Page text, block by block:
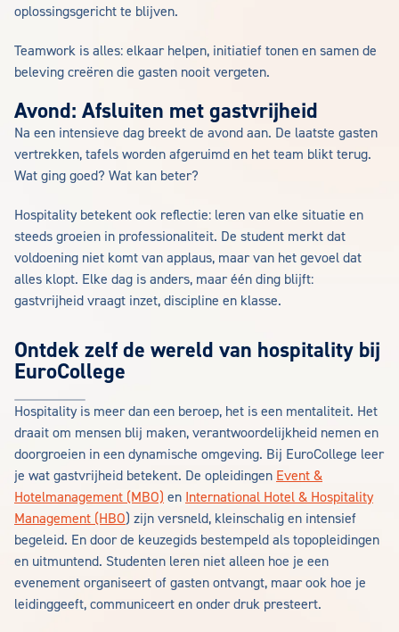
oplossingsgericht te blijven.
Teamwork is alles: elkaar helpen, initiatief tonen en samen de
beleving creëren die gasten nooit vergeten.
Avond: Afsluiten met gastvrijheid
Na een intensieve dag breekt de avond aan. De laatste gasten
vertrekken, tafels worden afgeruimd en het team blikt terug.
Wat ging goed? Wat kan beter?
Hospitality betekent ook reflectie: leren van elke situatie en
steeds groeien in professionaliteit. De student merkt dat
voldoening niet komt van applaus, maar van het gevoel dat
alles klopt. Elke dag is anders, maar één ding blijft:
gastvrijheid vraagt inzet, discipline en klasse.
Ontdek zelf de wereld van hospitality bij
EuroCollege
Hospitality is meer dan een beroep, het is een mentaliteit. Het
draait om mensen blij maken, verantwoordelijkheid nemen en
doorgroeien in een dynamische omgeving. Bij EuroCollege leer
je wat gastvrijheid betekent. De opleidingen Event &
Hotelmanagement (MBO) en International Hotel & Hospitality
Management (HBO) zijn versneld, kleinschalig en intensief
begeleid. En door de keuzegids bestempeld als topopleidingen
en uitmuntend. Studenten leren niet alleen hoe je een
evenement organiseert of gasten ontvangt, maar ook hoe je
leidinggeeft, communiceert en onder druk presteert.